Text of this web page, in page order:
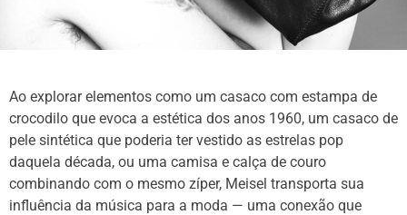
Ao explorar elementos como um casaco com estampa de
crocodilo que evoca a estética dos anos 1960, um casaco de
pele sintética que poderia ter vestido as estrelas pop
daquela década, ou uma camisa e calça de couro
combinando com o mesmo zíper, Meisel transporta sua
influência da música para a moda — uma conexão que